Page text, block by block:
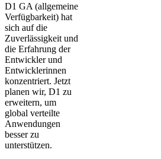
D1 GA (allgemeine
Verfügbarkeit) hat
sich auf die
Zuverlässigkeit und
die Erfahrung der
Entwickler und
Entwicklerinnen
konzentriert. Jetzt
planen wir, D1 zu
erweitern, um
global verteilte
Anwendungen
besser zu
unterstützen.